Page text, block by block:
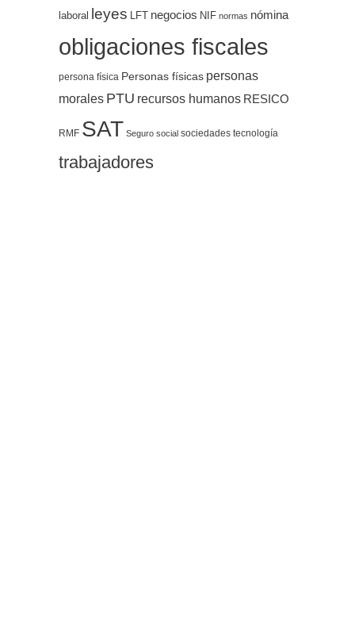
laboral leyes LFT negocios NIF normas nómina
obligaciones fiscales
persona física Personas físicas personas
morales PTU recursos humanos RESICO
RMF SAT Seguro social sociedades tecnología
trabajadores